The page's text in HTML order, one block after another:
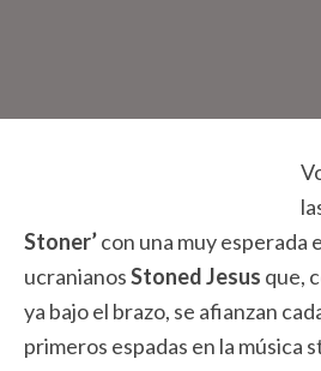
Stoner’con una muy esperada
ucranianosStoned Jesus que,
ya bajo el brazo, se afianzan
primeros espadas en la música